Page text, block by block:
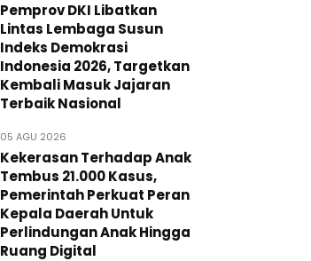
Pemprov DKI Libatkan
Lintas Lembaga Susun
Indeks Demokrasi
Indonesia 2026, Targetkan
Kembali Masuk Jajaran
Terbaik Nasional
05 AGU 2026
Kekerasan Terhadap Anak
Tembus 21.000 Kasus,
Pemerintah Perkuat Peran
Kepala Daerah Untuk
Perlindungan Anak Hingga
Ruang Digital